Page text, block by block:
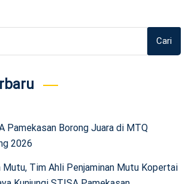
Cari
Pamekasan Borong Juara di MTQ
2026
Mutu, Tim Ahli Penjaminan Mutu Kopertai